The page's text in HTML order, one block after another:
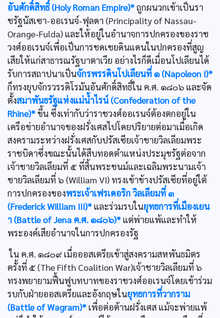
อันศักดิ์สิทธิ์ (Holy Roman Empire)*ถูกผนวกเข้าเป็นรา
ชรัฐนัสเซา-ออเรนจ์-ฟุลดา (Principality of Nassau-
Orange-Fulda) และให้อยู่ในอำนาจการปกครองของราช
วงศ์ออเรนจ์เพื่อเป็นการชดเชยดินแดนในปกครองที่สูญ
เสียให้แก่สาธารณรัฐบาตาเวีย อย่างไรก็ดีเมื่อนโปเลียนได้
รับการสถาปนาเป็นจักรพรรดินโปเลียนที่ ๑ (Napoleon I)*
ก็ทรงยุบจักรวรรดิโรมันอันศักดิ์สิทธิ์ใน ค.ศ. ๑๘๐๖ และจัด
ตั้งสมาพันธรัฐแห่งแม่น้ำไรน์ (Confederation of the
Rhine)* ขึ้น ซึ่งเท่ากับว่าราชวงศ์ออเรนจ์ต้องตกอยู่ใน
เครือข่ายอำนาจของฝรั่งเศสไปโดยปริยายต่อมาเมื่อเกิด
สงครามระหว่างฝรั่งเศสกับปรัสเซียเจ้าชายวิลเลียมพระ
ราชบิดาซึ่งขณะนั้นได้สืบทอดตำแหน่งประมุขรัฐต่อจาก
เจ้าชายวิลเลียมที่ ๕ ที่สิ้นพระชนม์และเฉลิมพระนามเจ้า
ชายวิลเลียมที่ ๖ (William VI) ทรงเข้าข้างปรัสเซียที่อยู่ใต้
การปกครองของพระเจ้าเฟรเดอริก วิลเลียมที่ ๓
(Frederick William III)* และร่วมรบในยุทธการที่เมืองเยน
า (Battle of Jena ค.ศ. ๑๘๐๖)* แต่พ่ายแพ้และทำให้
พระองค์เสียอำนาจในการปกครองรัฐ
ใน ค.ศ. ๑๘๐๙ เมื่อออสเตรียเข้าสู่สงครามสหพันธมิตร
ครั้งที่ ๕ (The Fifth Coalition War)เจ้าชายวิลเลียมที่ ๖
ทรงพยายามฟื้นฟูบทบาทของราชวงศ์ออเรนจ์โดยเข้าร่วม
รบกับฝ่ายออสเตรียและอังกฤษในยุทธการที่วากราม
(Battle of Wagram)* เพื่อต่อต้านฝรั่งเศส แม้จะพ่ายแพ้